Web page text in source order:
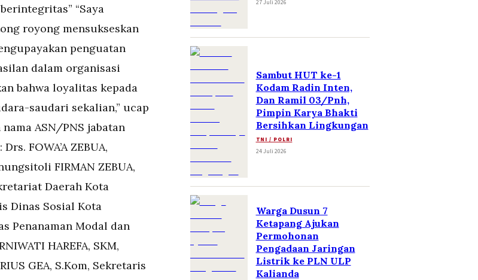
27 Juli 2026
Sambut HUT ke-1
Kodam Radin Inten,
Dan Ramil 03/Pnh,
Pimpin Karya Bhakti
Bersihkan Lingkungan
TNI / POLRI
24 Juli 2026
Warga Dusun 7
Ketapang Ajukan
Permohonan
Pengadaan Jaringan
Listrik ke PLN ULP
Kalianda